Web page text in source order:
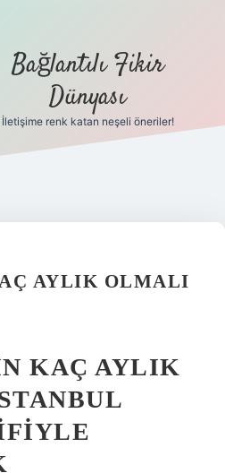
Bağlantılı Fikir
Dünyası
İletişime renk katan neşeli öneriler!
AYLIK OLMALI
KAÇ AYLIK